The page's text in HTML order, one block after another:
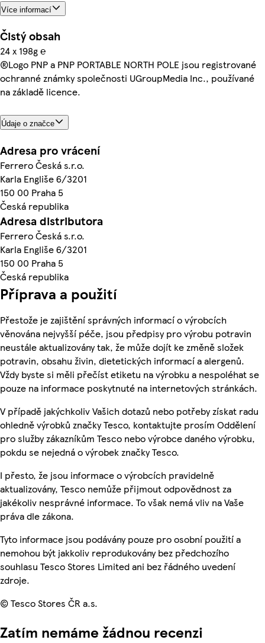
Více informací
Čistý obsah
24 x 198g ℮
®Logo PNP a PNP PORTABLE NORTH POLE jsou registrované
ochranné známky společnosti UGroupMedia Inc., používané
na základě licence.
Údaje o značce
Adresa pro vrácení
Ferrero Česká s.r.o.
Karla Engliše 6/3201
150 00 Praha 5
Česká republika
Adresa distributora
Ferrero Česká s.r.o.
Karla Engliše 6/3201
150 00 Praha 5
Česká republika
Příprava a použití
Přestože je zajištění správných informací o výrobcích
věnována nejvyšší péče, jsou předpisy pro výrobu potravin
neustále aktualizovány tak, že může dojít ke změně složek
potravin, obsahu živin, dietetických informací a alergenů.
Vždy byste si měli přečíst etiketu na výrobku a nespoléhat se
pouze na informace poskytnuté na internetových stránkách.
V případě jakýchkoliv Vašich dotazů nebo potřeby získat radu
ohledně výrobků značky Tesco, kontaktujte prosím Oddělení
pro služby zákazníkům Tesco nebo výrobce daného výrobku,
pokdu se nejedná o výrobek značky Tesco.
I přesto, že jsou informace o výrobcích pravidelně
aktualizovány, Tesco nemůže přijmout odpovědnost za
jakékoliv nesprávné informace. To však nemá vliv na Vaše
práva dle zákona.
Tyto informace jsou podávány pouze pro osobní použití a
nemohou být jakkoliv reprodukovány bez předchozího
souhlasu Tesco Stores Limited ani bez řádného uvedení
zdroje.
© Tesco Stores ČR a.s.
Zatím nemáme žádnou recenzi